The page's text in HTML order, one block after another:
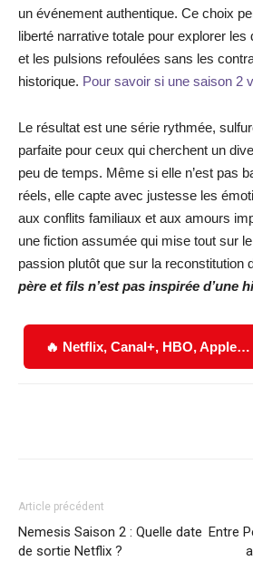
un événement authentique. Ce choix
liberté narrative totale pour explorer
et les pulsions refoulées sans les
historique. Pour savoir si une saison 2
Le résultat est une série rythmée,
parfaite pour ceux qui cherchent un
peu de temps. Même si elle n’est pas
réels, elle capte avec justesse les
aux conflits familiaux et aux amours
une fiction assumée qui mise tout sur
passion plutôt que sur la reconstitution
père et fils n’est pas inspirée d’une
🔥 Netflix, Canal+, HBO, Apple…
Article précédent
Nemesis Saison 2 : Quelle date
de sortie Netflix ?
Entre